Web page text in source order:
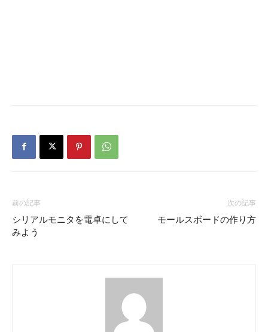
前の記事
シリアルモニタを電卓にして
みよう
次の記事
モールスボードの作り方